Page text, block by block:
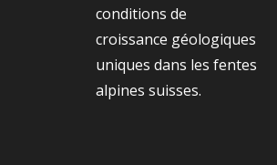
conditions de
croissance géologiques
uniques dans les fentes
alpines suisses.